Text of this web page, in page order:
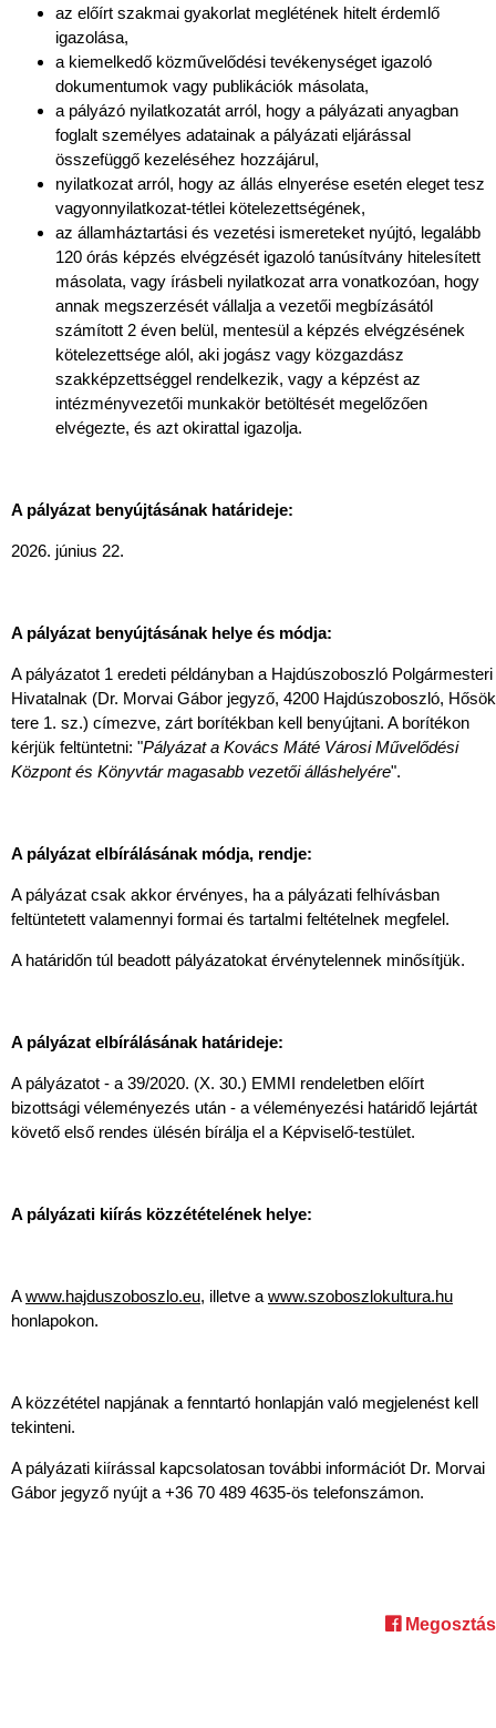
az előírt szakmai gyakorlat meglétének hitelt érdemlő
igazolása,
a kiemelkedő közművelődési tevékenységet igazoló
dokumentumok vagy publikációk másolata,
a pályázó nyilatkozatát arról, hogy a pályázati anyagban
foglalt személyes adatainak a pályázati eljárással
összefüggő kezeléséhez hozzájárul,
nyilatkozat arról, hogy az állás elnyerése esetén eleget tesz
vagyonnyilatkozat-tétlei kötelezettségének,
az államháztartási és vezetési ismereteket nyújtó, legalább
120 órás képzés elvégzését igazoló tanúsítvány hitelesített
másolata, vagy írásbeli nyilatkozat arra vonatkozóan, hogy
annak megszerzését vállalja a vezetői megbízásától
számított 2 éven belül, mentesül a képzés elvégzésének
kötelezettsége alól, aki jogász vagy közgazdász
szakképzettséggel rendelkezik, vagy a képzést az
intézményvezetői munkakör betöltését megelőzően
elvégezte, és azt okirattal igazolja.
A pályázat benyújtásának határideje:
június 22.
A pályázat benyújtásának helye és módja:
A pályázatot 1 eredeti példányban a Hajdúszoboszló Polgármesteri
Hivatalnak (Dr. Morvai Gábor jegyző, 4200 Hajdúszoboszló, Hősök
tere 1. sz.) címezve, zárt borítékban kell benyújtani. A borítékon
kérjük feltüntetni: "Pályázat a Kovács Máté Városi Művelődési
Központ és Könyvtár magasabb vezetői álláshelyére".
A pályázat elbírálásának módja, rendje:
A pályázat csak akkor érvényes, ha a pályázati felhívásban
feltüntetett valamennyi formai és tartalmi feltételnek megfelel.
A határidőn túl beadott pályázatokat érvénytelennek minősítjük.
A pályázat elbírálásának határideje:
A pályázatot - a 39/2020. (X. 30.) EMMI rendeletben előírt
bizottsági véleményezés után - a véleményezési határidő lejártát
követő első rendes ülésén bírálja el a Képviselő-testület.
A pályázati kiírás közzétételének helye:
Awww.hajduszoboszlo.eu, illetve a www.szoboszlokultura.hu
honlapokon.
A közzététel napjának a fenntartó honlapján való megjelenést kell
tekinteni.
A pályázati kiírással kapcsolatosan további információt Dr. Morvai
Gábor jegyző nyújt a +36 70 489 4635-ös telefonszámon.
Megosztás